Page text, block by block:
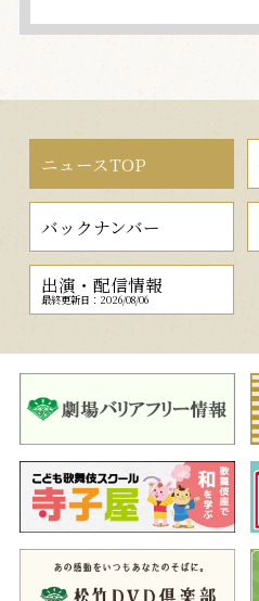
ニュースTOP
バックナンバー
出演・配信情報
最終更新日：2026/08/06